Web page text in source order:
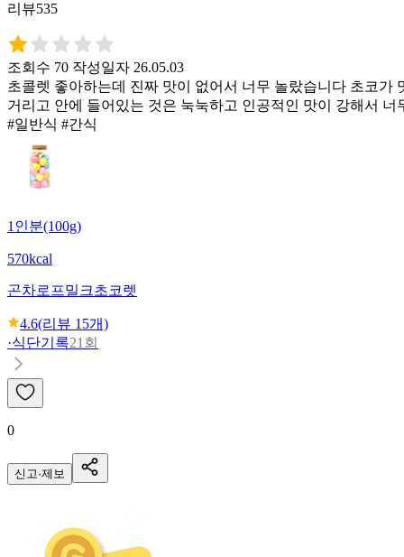
리뷰535
조회수 70 작성일자 26.05.03
초콜렛 좋아하는데 진짜 맛이 없어서 너무 놀랐습니다 초코
거리고 안에 들어있는 것은 눅눅하고 인공적인 맛이 강해서 너
#일반식 #간식
1인분(100g)
570kcal
곤차로프밀크초코렛
4.6(리뷰 15개)
·식단기록21회
0
신고·제보